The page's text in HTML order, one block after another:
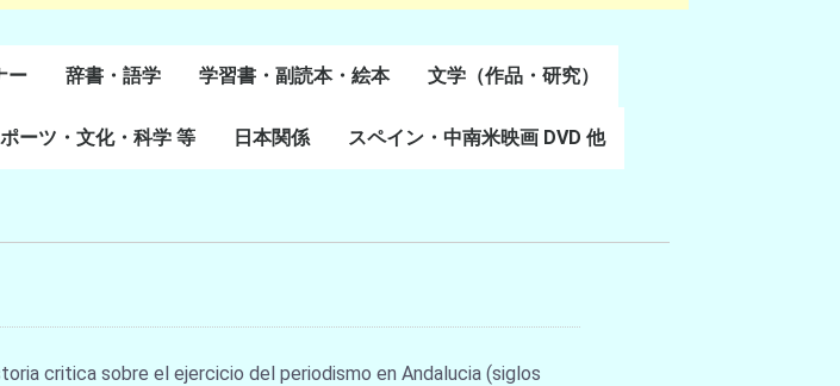
ー 辞書・語学
スペイン語
ポルトガル語
Lenguas Ibericas
Lenguas Indigenas
スペインの教科書
その他
学習書・副読本・絵本
学習教材
副読本教材
絵本・児童書
文学（作品・研究）
スペイン語文学
ポルトガル語文学
カタルーニャ文学
バスク文学
その他
ーツ・文化・科学 等 日本関係 スペイン・中南米映画 DVD 他
critica sobre el ejercicio del periodismo en Andalucia (siglos